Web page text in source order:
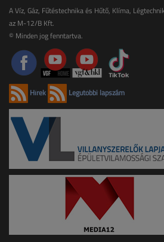
A Víz, Gáz, Fűtéstechnika és Hűtő, Klíma,
az M-12/B Kft.
© Minden jog fenntartva.
Hírek Legutóbbi lapszám